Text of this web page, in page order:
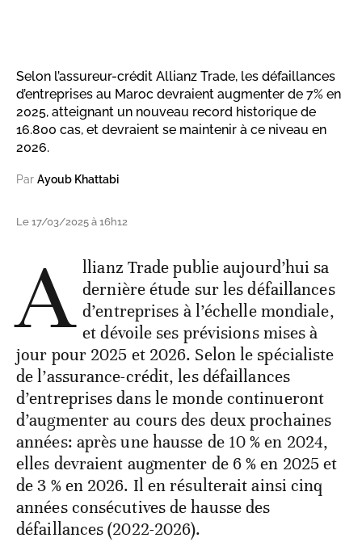
Selon l’assureur-crédit Allianz Trade, les défaillances
d’entreprises au Maroc devraient augmenter de 7% en
2025, atteignant un nouveau record historique de
16.800 cas, et devraient se maintenir à ce niveau en
2026.
Par Ayoub Khattabi
Le 17/03/2025 à 16h12
A llianz Trade publie aujourd’hui sa
dernière étude sur les défaillances
d’entreprises à l’échelle mondiale,
et dévoile ses prévisions mises à
jour pour 2025 et 2026. Selon le spécialiste
de l’assurance-crédit, les défaillances
d’entreprises dans le monde continueront
d’augmenter au cours des deux prochaines
années: après une hausse de 10 % en 2024,
elles devraient augmenter de 6 % en 2025 et
de 3 % en 2026. Il en résulterait ainsi cinq
années consécutives de hausse des
défaillances (2022-2026).